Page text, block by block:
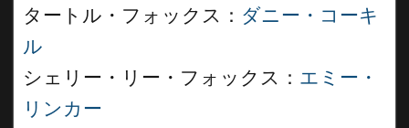
タートル・フォックス： ダニー・コーキ
ル
シェリー・リー・フォックス： エミー・
リンカー